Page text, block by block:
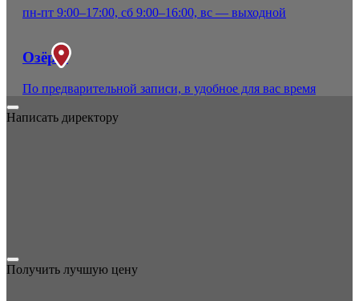
пн-пт 9:00–17:00, сб 9:00–16:00, вс — выходной
Озёры
По предварительной записи, в удобное для вас время
Написать директору
Получить лучшую цену